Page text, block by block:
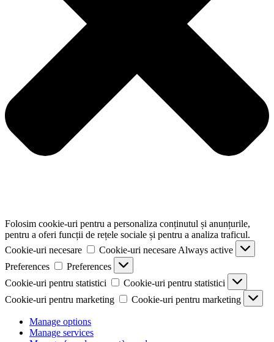
Folosim cookie-uri pentru a personaliza conținutul și anunțurile,
pentru a oferi funcții de rețele sociale și pentru a analiza traficul.
Cookie-uri necesare
Cookie-uri necesare Always active
Preferences
Preferences
Cookie-uri pentru statistici
Cookie-uri pentru statistici
Cookie-uri pentru marketing
Cookie-uri pentru marketing
Manage options
Manage services